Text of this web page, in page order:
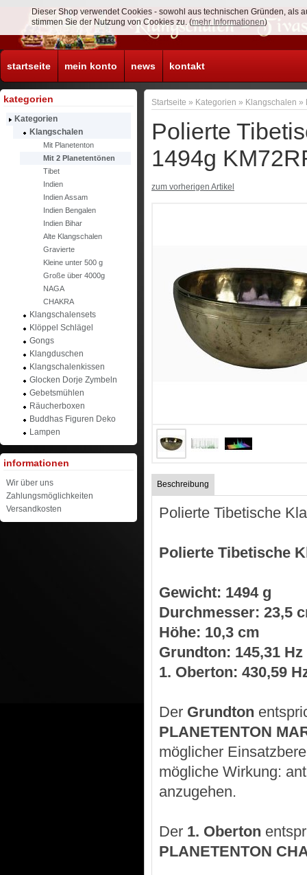
startseite mein konto news kontakt
Startseite » Kategorien » Klangschalen »
Polierte
1494g
zum vorherigen Artikel
Beschreibung
Polierte Tibetische
Polierte Tibetische
Gewicht: 1494 g
Durchmesser: 23,5
Höhe: 10,3 cm
Grundton: 145,31 Hz
1. Oberton: 430,59
Der Grundton
PLANETENTON
möglicher
mögliche Wirkung:
anzugehen.
Der 1. Oberton
PLANETENTON
kategorien
Kategorien
Klangschalen
Mit Planetenton
Mit 2 Planetentönen
Tibet
Indien
Indien Assam
Indien Bengalen
Indien Bihar
Alte Klangschalen
Gravierte
Kleine unter 500 g
Große über 4000g
NAGA
CHAKRA
Klangschalensets
Klöppel Schlägel
Gongs
Klangduschen
Klangschalenkissen
Glocken Dorje Zymbeln
Gebetsmühlen
Räucherboxen
Buddhas Figuren Deko
Lampen
informationen
Wir über uns
Zahlungsmöglichkeiten
Versandkosten
Dieser Shop verwendet Cookies - sowohl aus technischen Gründen, als
stimmen Sie der Nutzung von Cookies zu. (mehr Informationen)